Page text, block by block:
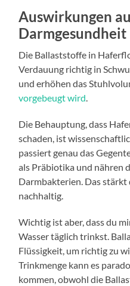
Auswirkungen
Darmgesundheit
Die Ballaststoffe in
Verdauung richtig in
und erhöhen das
vorgebeugt wird.
Die Behauptung, dass
schaden, ist
passiert genau das
als Präbiotika und nähren
Darmbakterien. Das
nachhaltig.
Wichtig ist aber, dass du
Wasser täglich trinkst.
Flüssigkeit, um richtig zu
Trinkmenge kann es
kommen, obwohl die